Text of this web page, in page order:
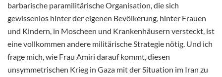
barbarische paramilitärische Organisation, die sich
gewissenlos hinter der eigenen Bevölkerung, hinter Frauen
und Kindern, in Moscheen und Krankenhäusern versteckt, ist
eine vollkommen andere militärische Strategie nötig. Und ich
frage mich, wie Frau Amiri darauf kommt, diesen
unsymmetrischen Krieg in Gaza mit der Situation im Iran zu